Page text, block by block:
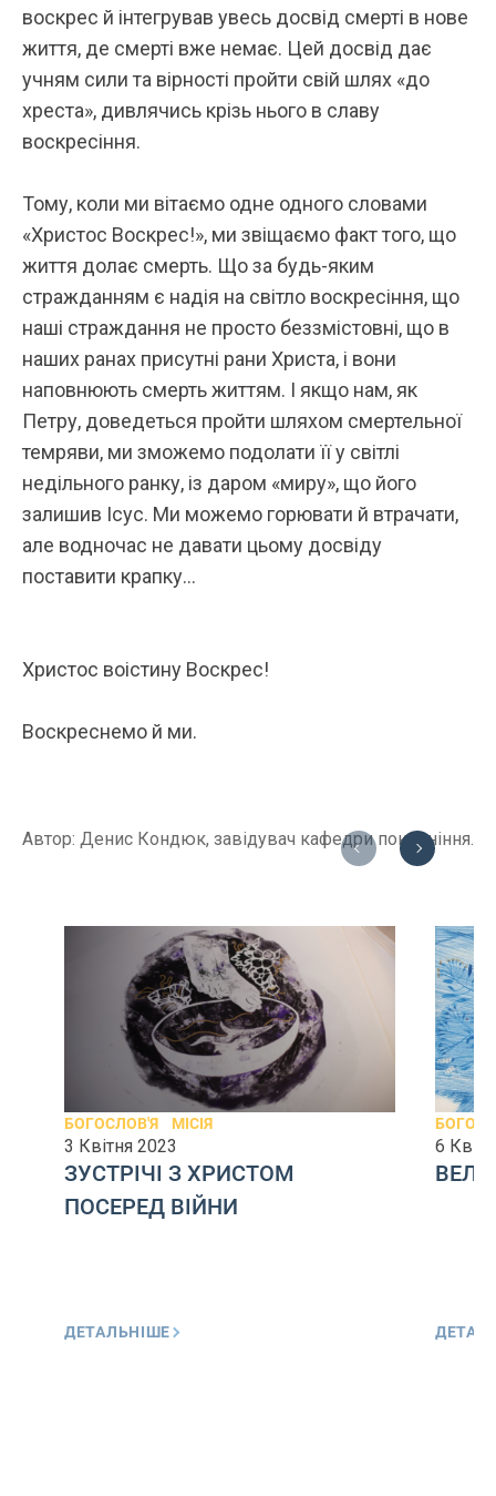
воскрес й інтегрував увесь досвід смерті в нове
життя, де смерті вже немає. Цей досвід дає
учням сили та вірності пройти свій шлях «до
хреста», дивлячись крізь нього в славу
воскресіння.
Тому, коли ми вітаємо одне одного словами
«Христос Воскрес!», ми звіщаємо факт того, що
життя долає смерть. Що за будь-яким
стражданням є надія на світло воскресіння, що
наші страждання не просто беззмістовні, що в
наших ранах присутні рани Христа, і вони
наповнюють смерть життям. І якщо нам, як
Петру, доведеться пройти шляхом смертельної
темряви, ми зможемо подолати її у світлі
недільного ранку, із даром «миру», що його
залишив Ісус. Ми можемо горювати й втрачати,
але водночас не давати цьому досвіду
поставити крапку…
Христос воістину Воскрес!
Воскреснемо й ми.
Автор: Денис Кондюк, завідувач кафедри поклоніння.
Previous
БОГОСЛОВ'Я МІСІЯ
3 Квітня 2023
ЗУСТРІЧІ З ХРИСТОМ
ПОСЕРЕД ВІЙНИ
ДЕТАЛЬНІШЕ
6
Next